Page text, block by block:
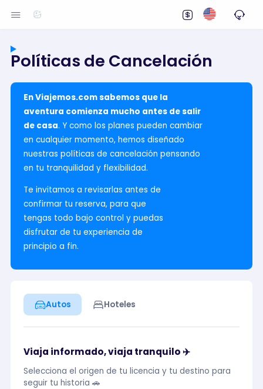
Políticas de Cancelación
En Viajemos.com sabemos que la
aventura comienza mucho antes de salir
de casa. Y como los planes pueden cambiar
en cualquier momento, hemos diseñado
nuestras políticas de cancelación pensando
en tu tranquilidad y flexibilidad.
Te invitamos a revisarlas antes de
confirmar tu reserva, para que
tengas todo bajo control y puedas
disfrutar de tu experiencia de
principio a fin.
Autos Hoteles
Viaja informado, viaja tranquilo ✈️
Selecciona el origen de tu licencia y tu destino para
seguir tu historia 🚗